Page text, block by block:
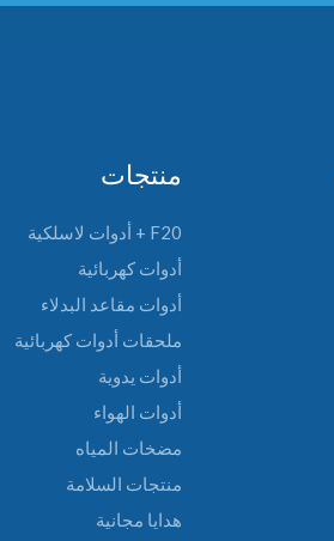
منتجات
F20 + أدوات لاسلكية
أدوات كهربائية
أدوات مقاعد البدلاء
ملحقات أدوات كهربائية
أدوات يدوية
أدوات الهواء
مضخات المياه
منتجات السلامة
هدايا مجانية